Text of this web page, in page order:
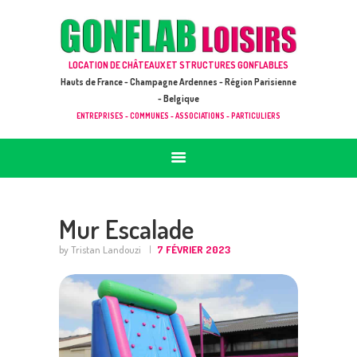
LOCATION DE CHÂTEAUX ET STRUCTURES GONFLABLES
Hauts de France - Champagne Ardennes - Région Parisienne
- Belgique
ENTREPRISES - COMMUNES - ASSOCIATIONS - PARTICULIERS
GONFLAB LOISIRS
ACCUEIL
JEUX À LOUER & PRESTATIONS
CATALOGUE / TARIF
DEMANDE DE DEVIS (SOUS 24H)
Mur Escalade
by Tristan Landouzi 7 FÉVRIER 2023